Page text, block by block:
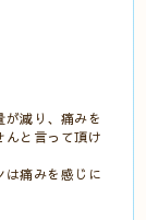
減り、痛みを
んと言って頂け
は痛みを感じに